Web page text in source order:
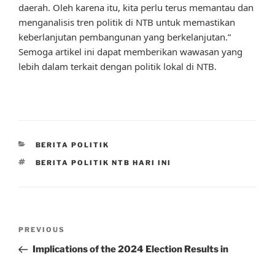
daerah. Oleh karena itu, kita perlu terus memantau dan
menganalisis tren politik di NTB untuk memastikan
keberlanjutan pembangunan yang berkelanjutan.”
Semoga artikel ini dapat memberikan wawasan yang
lebih dalam terkait dengan politik lokal di NTB.
CATEGORIES
BERITA POLITIK
TAGS
BERITA POLITIK NTB HARI INI
Previous
Post
PREVIOUS
Implications of the 2024 Election Results in